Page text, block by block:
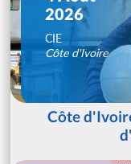
2026
CIE
Côte d'Ivoire
Côte